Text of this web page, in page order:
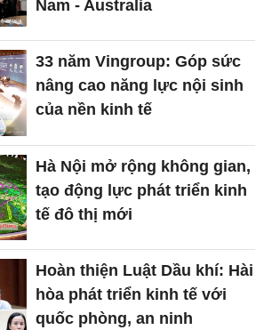
Nam - Australia
33 năm Vingroup: Góp sức
nâng cao năng lực nội sinh
của nền kinh tế
Hà Nội mở rộng không gian,
tạo động lực phát triển kinh
tế đô thị mới
Hoàn thiện Luật Dầu khí: Hài
hòa phát triển kinh tế với
quốc phòng, an ninh